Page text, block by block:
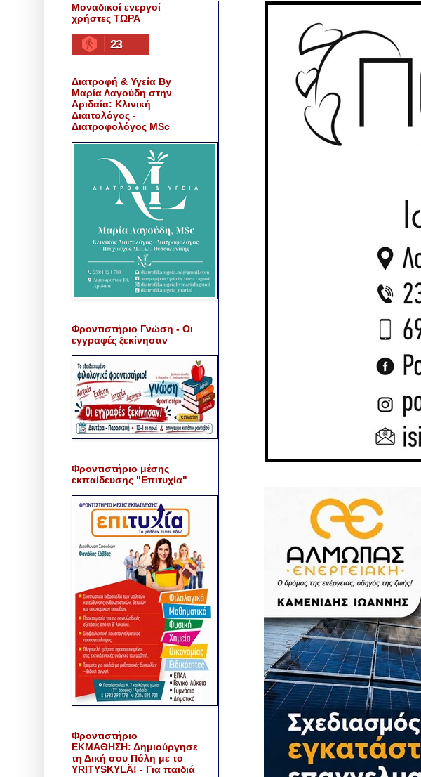
Μοναδικοί ενεργοί
χρήστες ΤΩΡΑ
23
Διατροφή & Υγεία By
Μαρία Λαγούδη στην
Αριδαία: Κλινική
Διαιτολόγος -
Διατροφολόγος MSc
Φροντιστήριο Γνώση - Οι
εγγραφές ξεκίνησαν
Φροντιστήριο μέσης
εκπαίδευσης "Επιτυχία"
Φροντιστήριο
ΕΚΜΑΘΗΣΗ: Δημιούργησε
τη Δική σου Πόλη με το
YRITYSKYLÄ! - Για παιδιά